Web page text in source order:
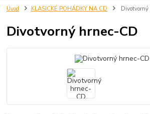
Úvod KLASICKÉ POHÁDKY NA CD
Divotvorný hrnec-CD